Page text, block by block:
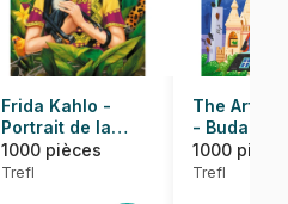
Frida Kahlo -
Portrait de la
Jungle
1000 pièces
Trefl
The Art of
-
Hongrie
1000
Trefl